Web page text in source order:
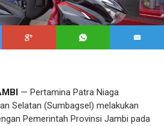
— Pertamina Patra Niaga
Selatan (Sumbagsel) melakukan
Pemerintah Provinsi Jambi pada